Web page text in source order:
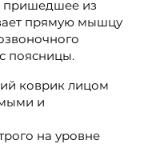
пришедшее из
прямую мышцу
поясницы.
коврик лицом
и
на уровне